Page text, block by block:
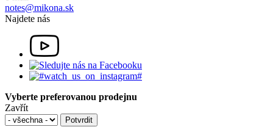
notes@mikona.sk
Najdete nás
Vyberte preferovanou prodejnu
Zavřít